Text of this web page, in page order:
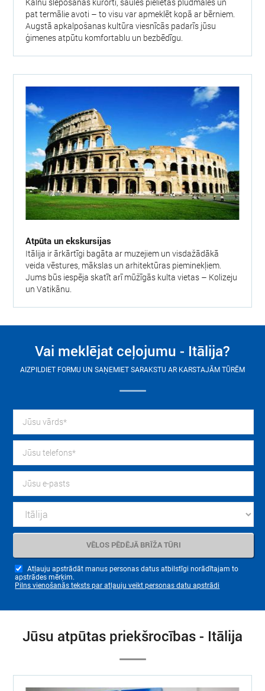
pat termālie avoti – to visu var apmeklēt kopā ar bērniem.
Augstā apkalpošanas kultūra viesnīcās padarīs jūsu
ģimenes atpūtu komfortablu un bezbēdīgu.
Atpūta un ekskursijas
Itālija ir ārkārtīgi bagāta ar muzejiem un visdažādākā
veida vēstures, mākslas un arhitektūras pieminekļiem.
Jums būs iespēja skatīt arī mūžīgās kulta vietas – Kolizeju
un Vatikānu.
Vai meklējat ceļojumu - Itālija?
AIZPILDIET FORMU UN SAŅEMIET SARAKSTU AR KARSTAJĀM TŪRĒM
Atļauju apstrādāt manus personas datus atbilstīgi norādītajam to
apstrādes mērķim.
Pilns vienošanās teksts par atļauju veikt personas datu apstrādi
Jūsu atpūtas priekšrocības - Itālija